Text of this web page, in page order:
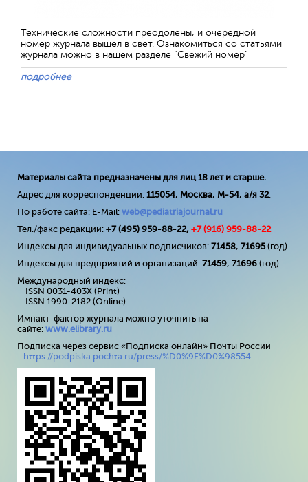
Технические сложности преодолены, и очередной
номер журнала вышел в свет. Ознакомиться со статьями
журнала можно в нашем разделе "Свежий номер"
подробнее
Материалы сайта предназначены для лиц 18 лет и старше.
Адрес для корреспонденции: 115054, Москва, М-54, а/я 32.
По работе сайта: E-Mail: web@pediatriajournal.ru
Тел./факс редакции: +7 (495) 959-88-22, +7 (916) 959-88-22
Индексы для индивидуальных подписчиков: 71458, 71695(год)
Индексы для предприятий и организаций: 71459, 71696 (год)
Международный индекс:
ISSN 0031-403X (Print)
ISSN 1990-2182 (Online)
Импакт-фактор журнала можно уточнить на
сайте: www.elibrary.ru
Подписка через сервис «Подписка онлайн» Почты России
- https://podpiska.pochta.ru/press/%D0%9F%D0%98554